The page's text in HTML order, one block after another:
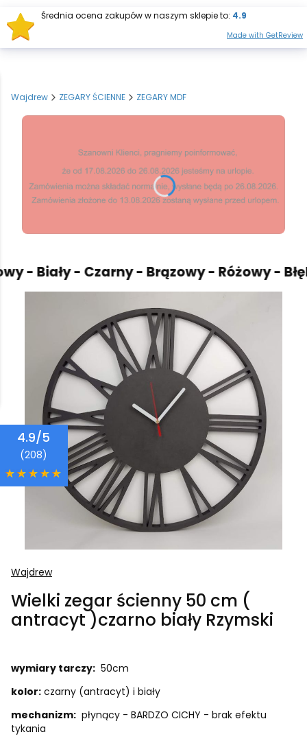
Otwórz
Wajdrew ZEGARY ŚCIENNE ZEGARY MDF
- Biały - Czarny - Brązowy - Różowy -
Wajdrew
Wielki zegar ścienny 50 cm (
antracyt )czarno biały Rzymski
wymiary tarczy: 50cm
kolor: czarny (antracyt) i biały
mechanizm: płynący - BARDZO CICHY - brak efektu
tykania
4.9/5
(208)
Średnia ocena zakupów w naszym sklepie to: 4.9
Made with GetReview